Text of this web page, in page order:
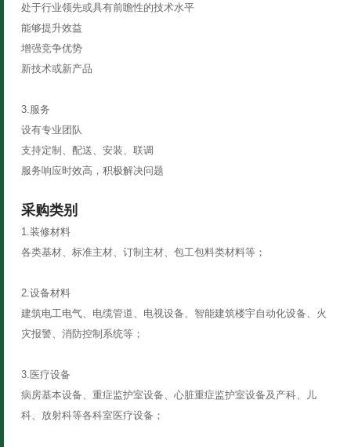
处于行业领先或具有前瞻性的技术水平
能够提升效益
增强竞争优势
新技术或新产品
3.服务
设有专业团队
支持定制、配送、安装、联调
服务响应时效高，积极解决问题
采购类别
1.装修材料
各类基材、标准主材、订制主材、包工包料类材料等；
2.设备材料
建筑电工电气、电缆管道、电视设备、智能建筑楼宇自动化设备、火
灾报警、消防控制系统等；
3.医疗设备
病房基本设备、重症监护室设备、心脏重症监护室设备及产科、儿
科、放射科等各科室医疗设备；